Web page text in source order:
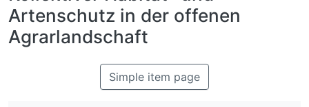
Artenschutz in der offenen
Agrarlandschaft
Simple item page